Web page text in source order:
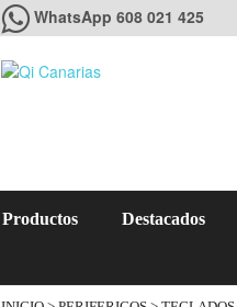
WhatsApp 608 021 425
Productos Destacados